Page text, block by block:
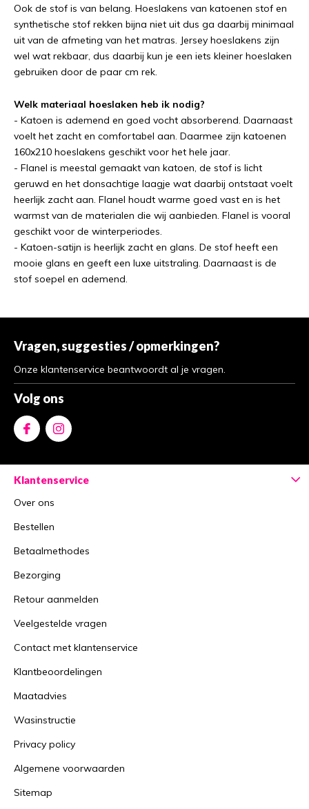
Ook de stof is van belang. Hoeslakens van katoenen stof en
synthetische stof rekken bijna niet uit dus ga daarbij minimaal
uit van de afmeting van het matras. Jersey hoeslakens zijn
wel wat rekbaar, dus daarbij kun je een iets kleiner hoeslaken
gebruiken door de paar cm rek.
Welk materiaal hoeslaken heb ik nodig?
- Katoen is ademend en goed vocht absorberend. Daarnaast
voelt het zacht en comfortabel aan. Daarmee zijn katoenen
160x210 hoeslakens geschikt voor het hele jaar.
- Flanel is meestal gemaakt van katoen, de stof is licht
geruwd en het donsachtige laagje wat daarbij ontstaat voelt
heerlijk zacht aan. Flanel houdt warme goed vast en is het
warmst van de materialen die wij aanbieden. Flanel is vooral
geschikt voor de winterperiodes.
- Katoen-satijn is heerlijk zacht en glans. De stof heeft een
mooie glans en geeft een luxe uitstraling. Daarnaast is de
stof soepel en ademend.
Vragen, suggesties / opmerkingen?
Onze klantenservice beantwoordt al je vragen.
Volg ons
Klantenservice
Over ons
Bestellen
Betaalmethodes
Bezorging
Retour aanmelden
Veelgestelde vragen
Contact met klantenservice
Klantbeoordelingen
Maatadvies
Wasinstructie
Privacy policy
Algemene voorwaarden
Sitemap